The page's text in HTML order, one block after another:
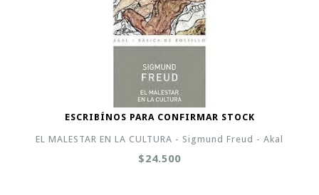
ESCRIBÍNOS PARA CONFIRMAR STOCK
EL MALESTAR EN LA CULTURA - Sigmund Freud - Akal
$24.500